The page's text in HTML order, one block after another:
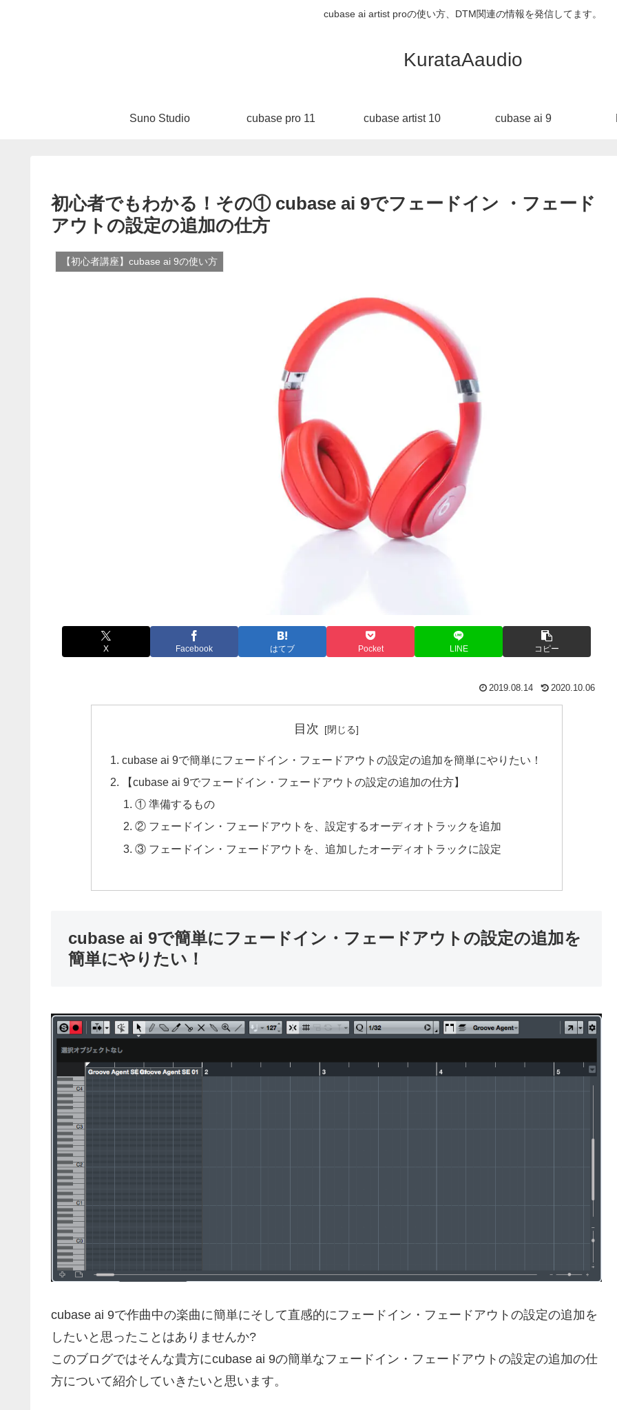
cubase ai artist proの使い方、DTM関連の情報を発信してます。
KurataAaudio
Suno Studio cubase pro 11 cubase artist 10 cubase ai 9
初心者でもわかる！その① cubase ai 9でフェードイン ・フェード
アウトの設定の追加の仕方
【初心者講座】cubase ai 9の使い方
X Facebook はてブ Pocket LINE コピー
2019.08.14 2020.10.06
目次
cubase ai 9で簡単にフェードイン・フェードアウトの設定の追加を簡単にやりたい！
【cubase ai 9でフェードイン・フェードアウトの設定の追加の仕方】
① 準備するもの
② フェードイン・フェードアウトを、設定するオーディオトラックを追加
③ フェードイン・フェードアウトを、追加したオーディオトラックに設定
cubase ai 9で簡単にフェードイン・フェードアウトの設定の追加を
簡単にやりたい！
cubase ai 9で作曲中の楽曲に簡単にそして直感的にフェードイン・フェードアウトの設定の追加を
したいと思ったことはありませんか?
このブログではそんな貴方にcubase ai 9の簡単なフェードイン・フェードアウトの設定の追加の仕
方について紹介していきたいと思います。